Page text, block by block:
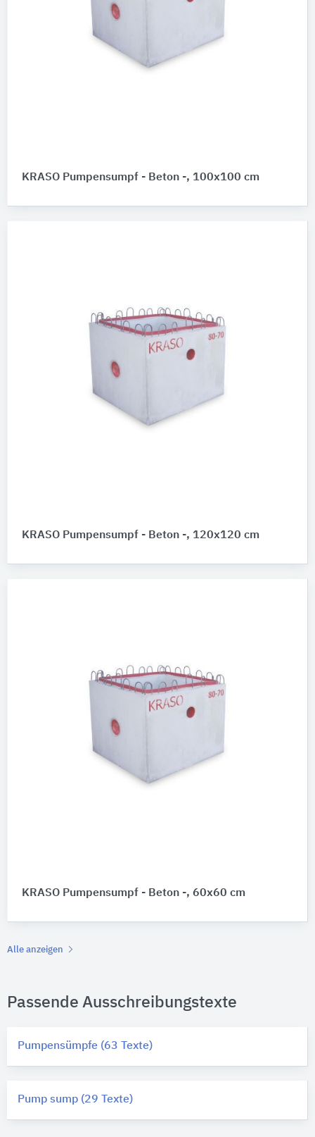
KRASO Pumpensumpf - Beton -, 100x100 cm
KRASO Pumpensumpf - Beton -, 120x120 cm
KRASO Pumpensumpf - Beton -, 60x60 cm
Alle anzeigen
Passende Ausschreibungstexte
Pumpensümpfe (63 Texte)
Pump sump (29 Texte)